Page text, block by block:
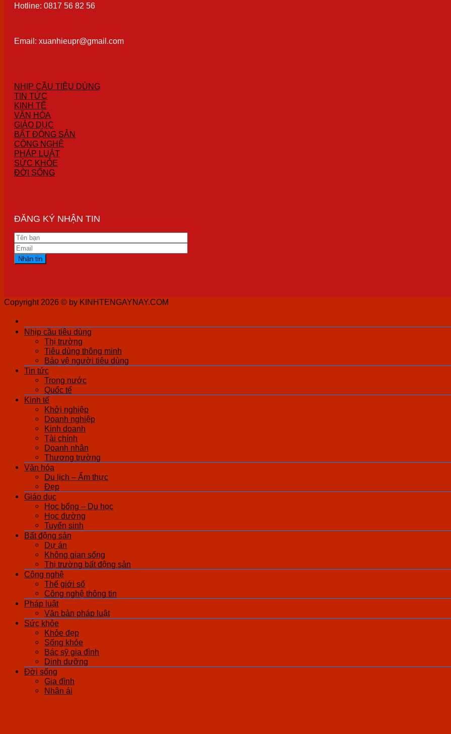
Hotline: 0817 56 82 56
Email: xuanhieupr@gmail.com
NHỊP CẦU TIÊU DÙNG
TIN TỨC
KINH TẾ
VĂN HÓA
GIÁO DỤC
BẤT ĐỘNG SẢN
CÔNG NGHỆ
PHÁP LUẬT
SỨC KHỎE
ĐỜI SỐNG
ĐĂNG KÝ NHẬN TIN
Copyright 2026 © by KINHTENGAYNAY.COM
Nhịp cầu tiêu dùng
Thị trường
Tiêu dùng thông minh
Bảo vệ người tiêu dùng
Tin tức
Trong nước
Quốc tế
Kinh tế
Khởi nghiệp
Doanh nghiệp
Kinh doanh
Tài chính
Doanh nhân
Thương trường
Văn hóa
Du lịch – Ẩm thực
Đẹp
Giáo dục
Học bổng – Du học
Học đường
Tuyển sinh
Bất động sản
Dự án
Không gian sống
Thị trường bất động sản
Công nghệ
Thế giới số
Công nghệ thông tin
Pháp luật
Văn bản pháp luật
Sức khỏe
Khỏe đẹp
Sống khỏe
Bác sỹ gia đình
Dinh dưỡng
Đời sống
Gia đình
Nhân ái